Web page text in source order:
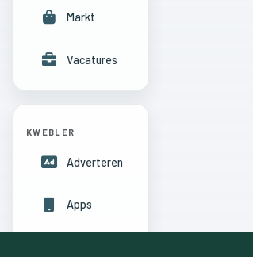
Markt
Vacatures
KWEBLER
Adverteren
Apps